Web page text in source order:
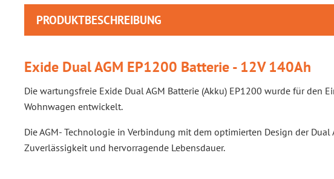
PRODUKTBESCHREIBUNG
Exide Dual AGM EP1200 Batterie - 12V 140Ah
Die wartungsfreie Exide Dual AGM Batterie (Akku) EP1200 wurde für den
Wohnwagen entwickelt.
Die AGM- Technologie in Verbindung mit dem optimierten Design der
Zuverlässigkeit und hervorragende Lebensdauer.